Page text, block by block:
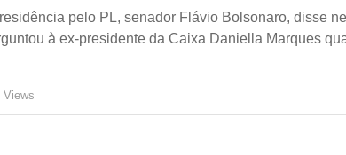
pelo PL, senador Flávio Bolsonaro, disse
à ex-presidente da Caixa Daniella Marques
Views